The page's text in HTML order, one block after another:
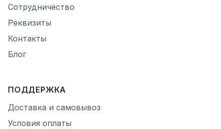
Сотрудничество
Реквизиты
Контакты
Блог
ПОДДЕРЖКА
Доставка и самовывоз
Условия оплаты